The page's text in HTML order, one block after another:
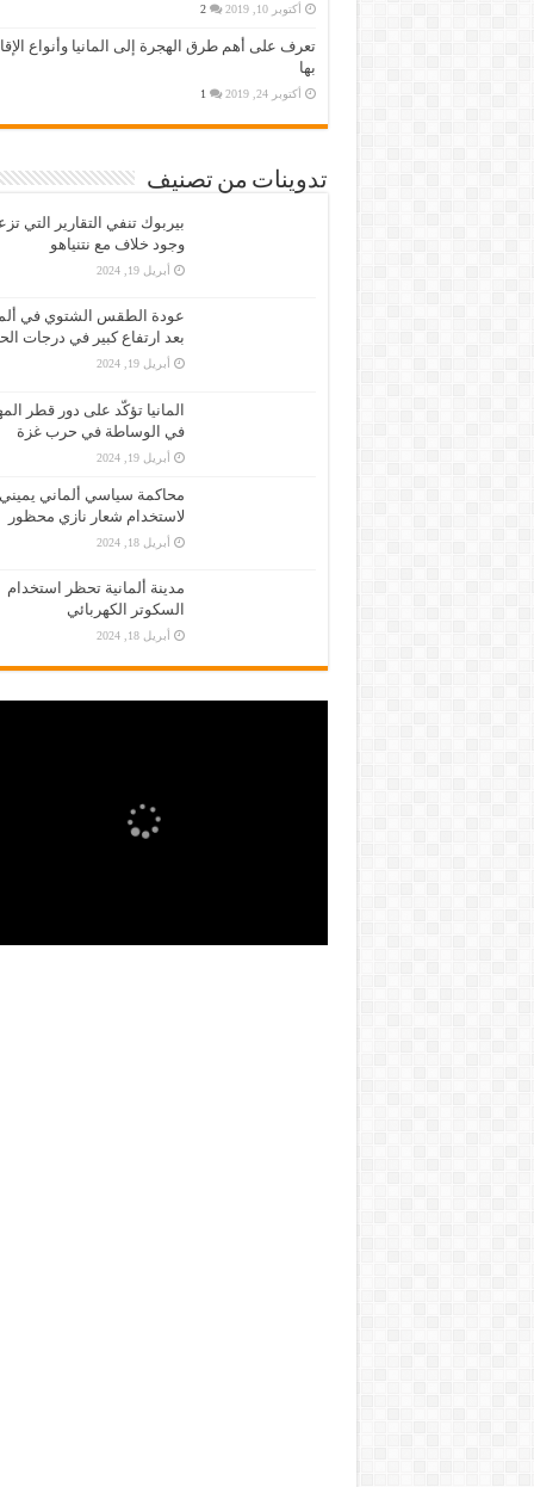
أكتوبر 10, 2019 2
تعرف على أهم طرق الهجرة إلى المانيا وأنواع
بها
أكتوبر 24, 2019 1
تدوينات من تصنيف
بيربوك تنفي التقارير التي
وجود خلاف مع نتنياهو
أبريل 19, 2024
عودة الطقس الشتوي في
بعد ارتفاع كبير في درجات
أبريل 19, 2024
المانيا تؤكّد على دور قطر
في الوساطة في حرب غزة
أبريل 19, 2024
محاكمة سياسي ألماني
لاستخدام شعار نازي محظور
أبريل 18, 2024
مدينة ألمانية تحظر استخدام
السكوتر الكهربائي
أبريل 18, 2024